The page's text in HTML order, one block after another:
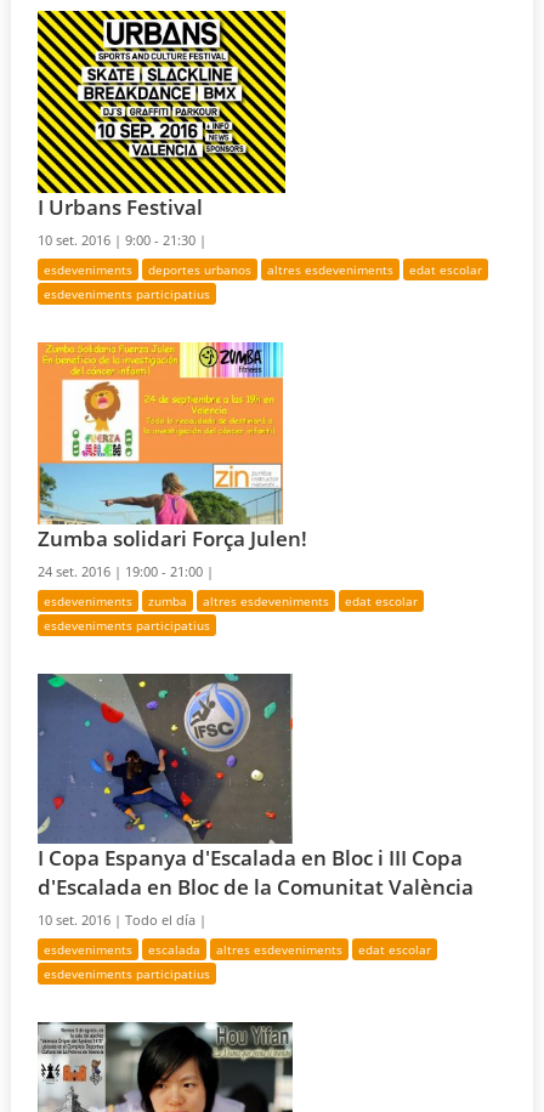
I Urbans Festival
10 set. 2016 |9:00 - 21:30 |
esdeveniments deportes urbanos altres esdeveniments
edat escolar
esdeveniments participatius
Zumba solidari Força Julen!
24 set. 2016 | 19:00 - 21:00 |
esdeveniments zumba altres esdeveniments
edat escolar
esdeveniments participatius
I Copa Espanya d'Escalada en Bloc i III Copa
d'Escalada en Bloc de la Comunitat València
10 set. 2016 |Todo el día |
esdeveniments escalada altres esdeveniments
edat escolar
esdeveniments participatius